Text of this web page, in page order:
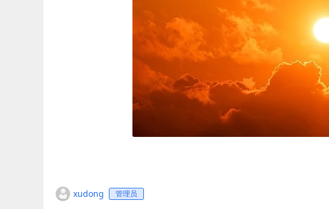
xudong 管理员